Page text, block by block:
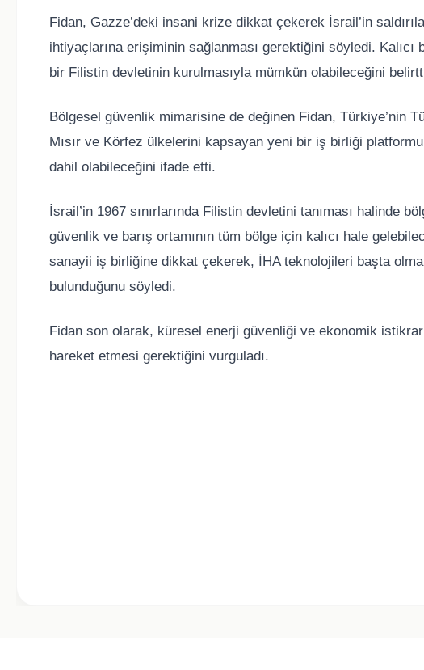
Fidan, Gazze’deki insani krize dikkat çekerek İsrail’in
ihtiyaçlarına erişiminin sağlanması gerektiğini söyledi. Kalıcı
bir Filistin devletinin kurulmasıyla mümkün olabileceğini
Bölgesel güvenlik mimarisine de değinen Fidan, Türkiye’nin
Mısır ve Körfez ülkelerini kapsayan yeni bir iş birliği
dahil olabileceğini ifade etti.
İsrail’in 1967 sınırlarında Filistin devletini tanıması halinde
güvenlik ve barış ortamının tüm bölge için kalıcı hale
sanayii iş birliğine dikkat çekerek, İHA teknolojileri başta
bulunduğunu söyledi.
Fidan son olarak, küresel enerji güvenliği ve ekonomik
hareket etmesi gerektiğini vurguladı.